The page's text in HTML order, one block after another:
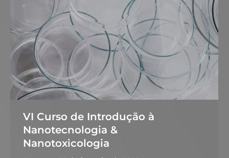
VI Curso de Introdução à
Nanotecnologia &
Nanotoxicologia